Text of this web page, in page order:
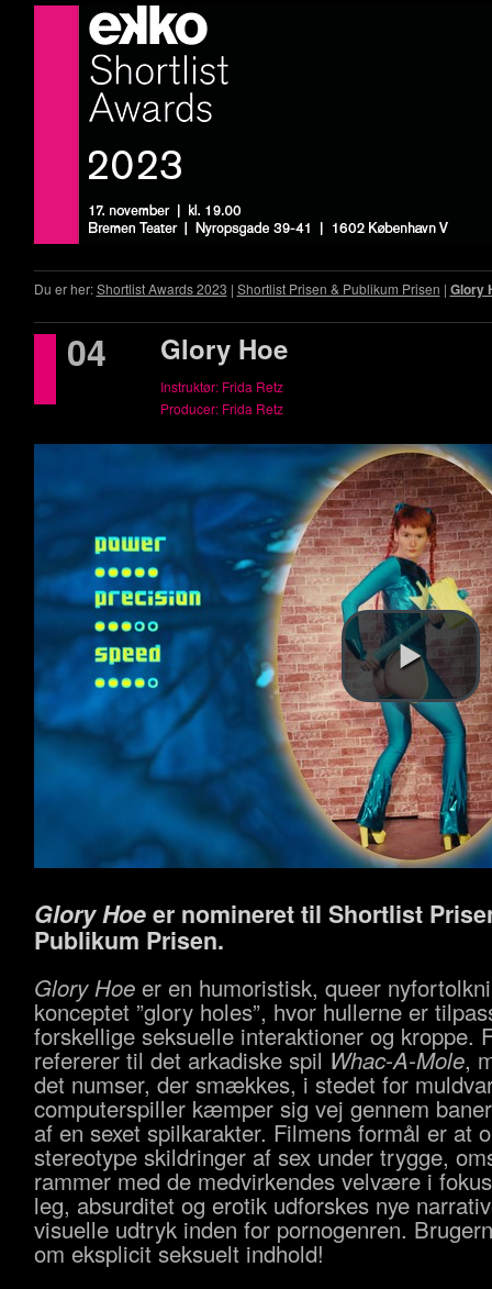
Du er her:Shortlist Awards 2023 | Shortlist Prisen & Publikum Prisen | Glory
04 Glory Hoe
Instruktør: Frida Retz
Producer: Frida Retz
Glory Hoeer nomineret til Shortlist
Publikum Prisen.
Glory Hoeer en humoristisk, queer
konceptet ”glory holes”, hvor hullerne er
forskellige seksuelle interaktioner og kroppe.
refererer til det arkadiske spil Whac-A-Mole,
det numser, der smækkes, i stedet for
computerspiller kæmper sig vej gennem
af en sexet spilkarakter. Filmens formål er at
stereotype skildringer af sex under trygge,
rammer med de medvirkendes velvære i
leg, absurditet og erotik udforskes nye
visuelle udtryk inden for pornogenren.
om eksplicit seksuelt indhold!